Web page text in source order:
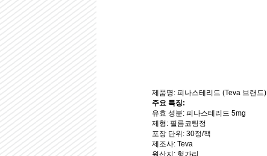
제품명: 피나스테리드 (Teva 브랜드)
주요 특징:
유효 성분: 피나스테리드 5mg
제형: 필름코팅정
포장 단위: 30정/팩
제조사: Teva
원산지: 헝가리